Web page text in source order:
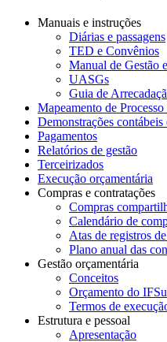
Manuais e instruções
Diárias e passagens
TED e Convênios
Manual de Gestão
UASGs
Guia de
Mapeamento de
Demonstrações
Pagamentos
Relatórios de gestão
Terceirizados
Execução orçamentária
Compras e contratações
Compras
Calendário de
Atas de registros
Plano anual das
Gestão orçamentária
Conceitos
Orçamento do
Termos de
Estrutura e pessoal
Apresentação